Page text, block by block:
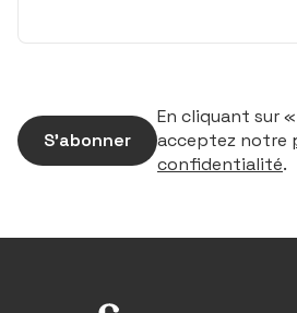
S’abonner
En cliquant sur
acceptez notre
confidentialité.